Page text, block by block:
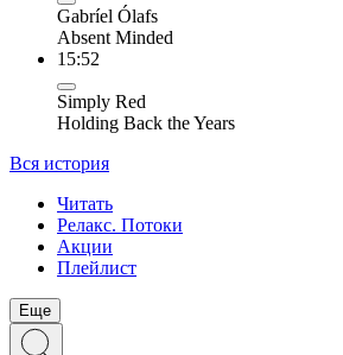
Gabríel Ólafs
Absent Minded
15:52
Simply Red
Holding Back the Years
Вся история
Читать
Релакс. Потоки
Акции
Плейлист
Еще